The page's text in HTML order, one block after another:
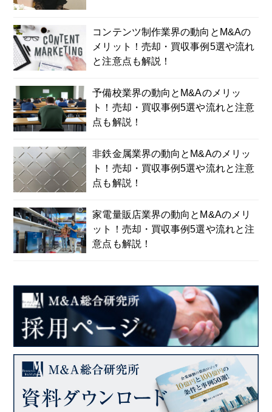
コンテンツ制作業界の動向とM&Aの
メリット！売却・買収事例5選や流れ
と注意点も解説！
予備校業界の動向とM&Aのメリッ
ト！売却・買収事例5選や流れと注意
点も解説！
非鉄金属業界の動向とM&Aのメリッ
ト！売却・買収事例5選や流れと注意
点も解説！
家電量販店業界の動向とM&Aのメリ
ット！売却・買収事例5選や流れと注
意点も解説！